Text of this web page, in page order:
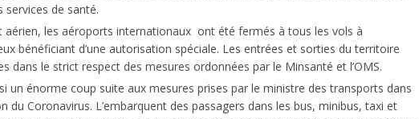
de santé.
aérien, les aéroports internationaux ont été fermés à tous les vols à
bénéficiant d’une autorisation spéciale. Les entrées et sorties du territoire
dans le strict respect des mesures ordonnées par le Minsanté et l’OMS.
un énorme coup suite aux mesures prises par le ministre des transports dans
du Coronavirus. L’embarquent des passagers dans les bus, minibus, taxi et